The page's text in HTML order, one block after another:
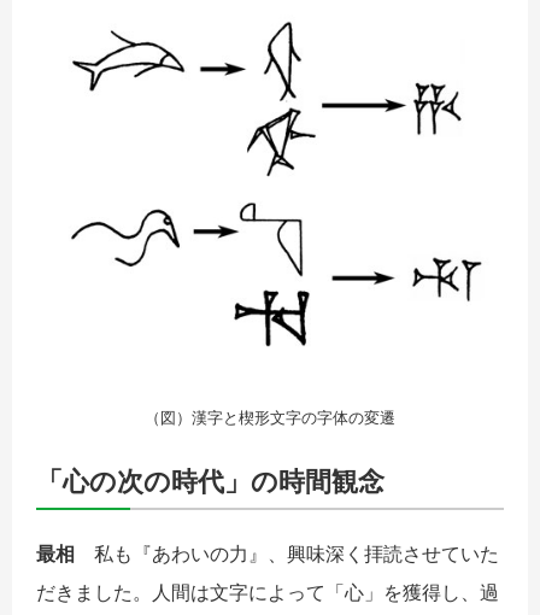
（図）漢字と楔形文字の字体の変遷
「心の次の時代」の時間観念
最相 私も『あわいの力』、興味深く拝読させていた
だきました。人間は文字によって「心」を獲得し、過